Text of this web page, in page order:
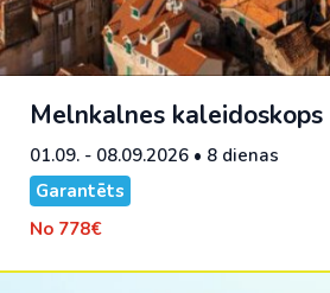
Melnkalnes kaleidoskops
01.09. - 08.09.2026 • 8 dienas
Garantēts
No 778€